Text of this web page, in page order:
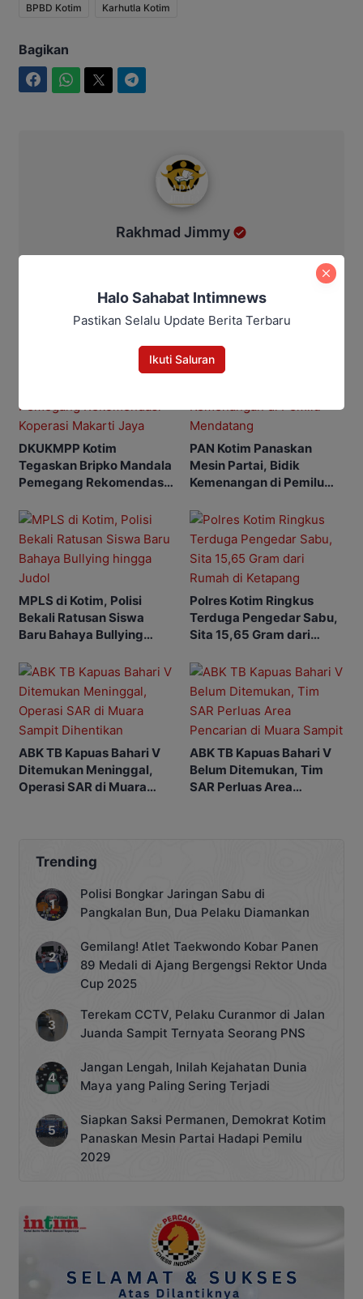
BPBD Kotim Karhutla Kotim
Bagikan
Rakhmad Jimmy
Berita Rekomendasi
DKUKMPP Kotim
Tegaskan Bripko Mandala
Pemegang Rekomendasi
PAN Kotim Panaskan
Mesin Partai, Bidik
Kemenangan di Pemilu
MPLS di Kotim, Polisi
Bekali Ratusan Siswa
Baru Bahaya Bullying
Polres Kotim Ringkus
Terduga Pengedar Sabu,
Sita 15,65 Gram dari
ABK TB Kapuas Bahari V
Ditemukan Meninggal,
Operasi SAR di Muara
ABK TB Kapuas Bahari V
Belum Ditemukan, Tim
SAR Perluas Area
Trending
Polisi Bongkar Jaringan Sabu di
Pangkalan Bun, Dua Pelaku Diamankan
Gemilang! Atlet Taekwondo Kobar Panen
89 Medali di Ajang Bergengsi Rektor Unda
Cup 2025
Terekam CCTV, Pelaku Curanmor di Jalan
Juanda Sampit Ternyata Seorang PNS
Jangan Lengah, Inilah Kejahatan Dunia
Maya yang Paling Sering Terjadi
Siapkan Saksi Permanen, Demokrat Kotim
Panaskan Mesin Partai Hadapi Pemilu
2029
Halo Sahabat Intimnews
Pastikan Selalu Update Berita Terbaru
Ikuti Saluran